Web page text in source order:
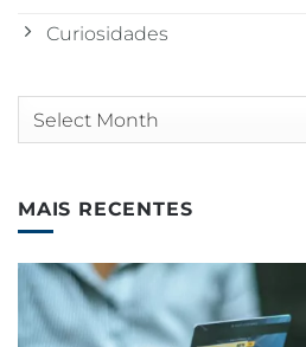
Curiosidades
Arquivos
MAIS RECENTES